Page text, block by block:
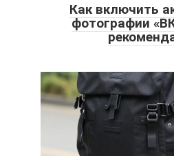
Как включить
фотографии